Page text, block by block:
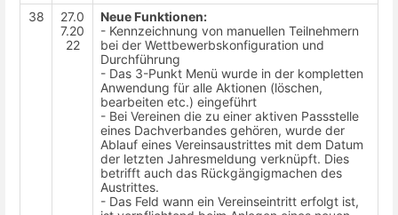
38
27.0
7.20
22
Neue Funktionen:
- Kennzeichnung von manuellen Teilnehmern
bei der Wettbewerbskonfiguration und
Durchführung
- Das 3-Punkt Menü wurde in der kompletten
Anwendung für alle Aktionen (löschen,
bearbeiten etc.) eingeführt
- Bei Vereinen die zu einer aktiven Passstelle
eines Dachverbandes gehören, wurde der
Ablauf eines Vereinsaustrittes mit dem Datum
der letzten Jahresmeldung verknüpft. Dies
betrifft auch das Rückgängigmachen des
Austrittes.
- Das Feld wann ein Vereinseintritt erfolgt ist,